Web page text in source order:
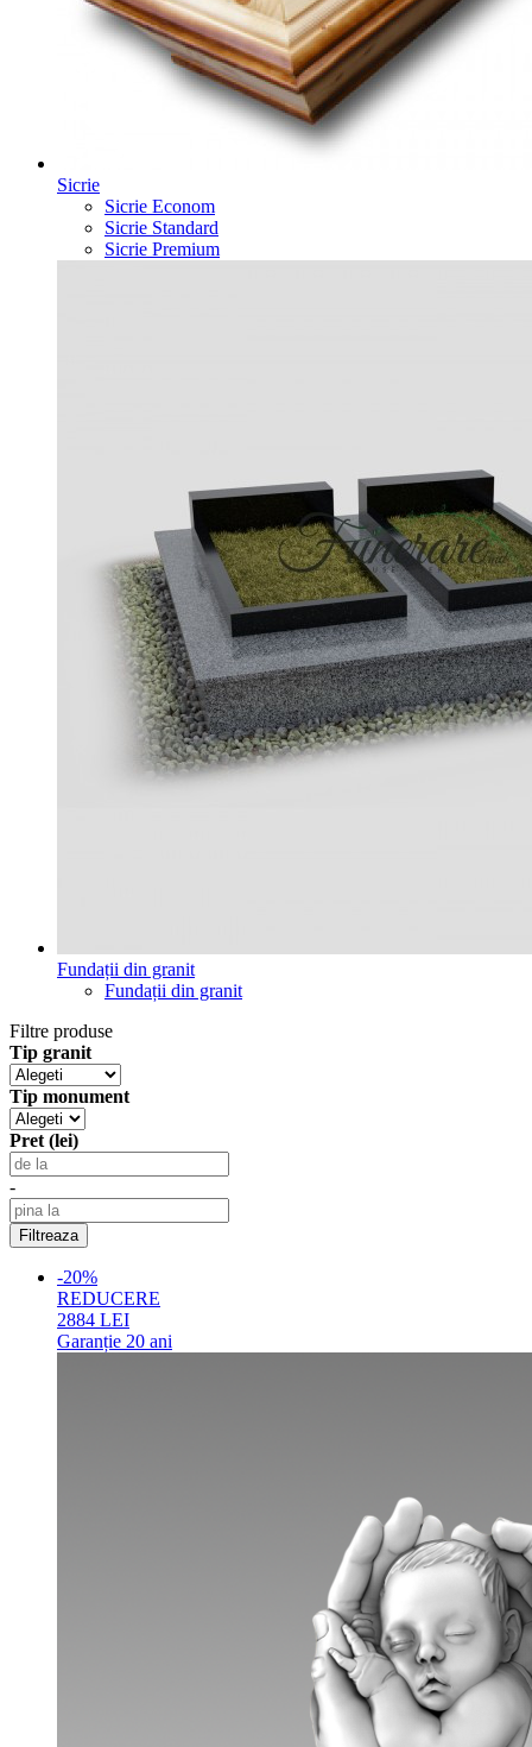
Sicrie
Sicrie Econom
Sicrie Standard
Sicrie Premium
Fundații din granit
Fundații din granit
Filtre produse
Tip granit
Tip monument
Pret (lei)
-
-20%
REDUCERE
2884 LEI
Garanție 20 ani